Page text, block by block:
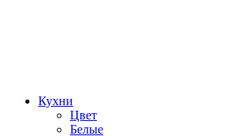
Кухни
Цвет
Белые